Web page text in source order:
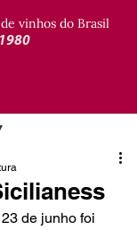
vinhos do Brasil
de junho foi